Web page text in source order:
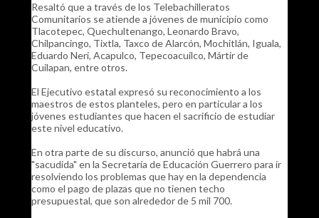
Resaltó que a través de los Telebachilleratos
Comunitarios se atiende a jóvenes de municipio como
Tlacotepec, Quechultenango, Leonardo Bravo,
Chilpancingo, Tixtla, Taxco de Alarcón, Mochitlán, Iguala,
Eduardo Neri, Acapulco, Tepecoacuilco, Mártir de
Cuilapan, entre otros.
El Ejecutivo estatal expresó su reconocimiento a los
maestros de estos planteles, pero en particular a los
jóvenes estudiantes que hacen el sacrificio de estudiar
este nivel educativo.
En otra parte de su discurso, anunció que habrá una
"sacudida" en la Secretaría de Educación Guerrero para ir
resolviendo los problemas que hay en la dependencia
como el pago de plazas que no tienen techo
presupuestal, que son alrededor de 5 mil 700.